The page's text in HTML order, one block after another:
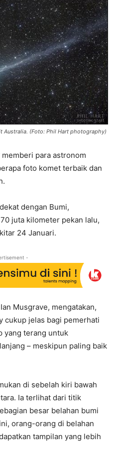
Australia. (Foto: Phil Hart photography)
para astronom
foto komet terbaik dan
dengan Bumi,
juta kilometer pekan lalu,
24 Januari.
-
Musgrave, mengatakan,
cukup jelas bagi pemerhati
yang terang untuk
– meskipun paling baik
di sebelah kiri bawah
Ia terlihat dari titik
besar belahan bumi
orang-orang di belahan
tampilan yang lebih